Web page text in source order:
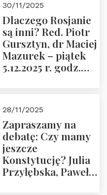
zwiedzanie
Muzeum Żołnierzy
Wyklętych i
Więźniów
Politycznych PRL o
godz. 16:00 – 19
30/11/2025
Dlaczego Rosjanie
są inni? Red. Piotr
Gursztyn, dr Maciej
Mazurek – piątek
5.12.2025 r. godz.
28/11/2025
Zapraszamy na
debatę: Czy mamy
jeszcze
Konstytucję? Julia
Przyłębska, Paweł